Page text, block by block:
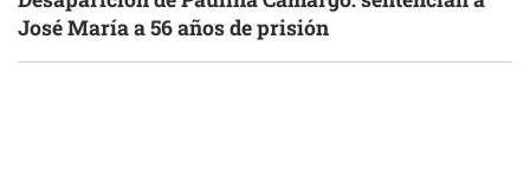
José María a 56 años de prisión